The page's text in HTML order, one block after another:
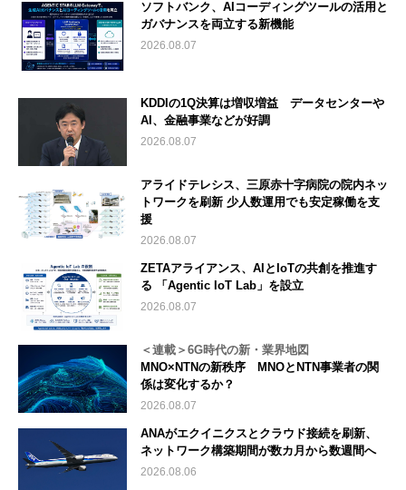
ソフトバンク、AIコーディングツールの活用と
ガバナンスを両立する新機能
2026.08.07
KDDIの1Q決算は増収増益 データセンターや
AI、金融事業などが好調
2026.08.07
アライドテレシス、三原赤十字病院の院内ネッ
トワークを刷新 少人数運用でも安定稼働を支
援
2026.08.07
ZETAアライアンス、AIとIoTの共創を推進す
る 「Agentic IoT Lab」を設立
2026.08.07
＜連載＞6G時代の新・業界地図
MNO×NTNの新秩序 MNOとNTN事業者の関
係は変化するか？
2026.08.07
ANAがエクイニクスとクラウド接続を刷新、
ネットワーク構築期間が数カ月から数週間へ
2026.08.06